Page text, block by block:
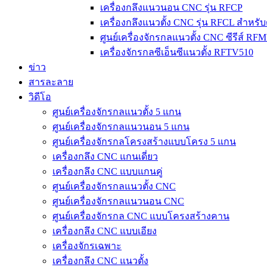
เครื่องกลึงแนวนอน CNC รุ่น RFCP
เครื่องกลึงแนวตั้ง CNC รุ่น RFCL สำหรั
ศูนย์เครื่องจักรกลแนวตั้ง CNC ซีรีส์
เครื่องจักรกลซีเอ็นซีแนวตั้ง RFTV510
ข่าว
สารละลาย
วิดีโอ
ศูนย์เครื่องจักรกลแนวตั้ง 5 แกน
ศูนย์เครื่องจักรกลแนวนอน 5 แกน
ศูนย์เครื่องจักรกลโครงสร้างแบบโครง 5 แกน
เครื่องกลึง CNC แกนเดี่ยว
เครื่องกลึง CNC แบบแกนคู่
ศูนย์เครื่องจักรกลแนวตั้ง CNC
ศูนย์เครื่องจักรกลแนวนอน CNC
ศูนย์เครื่องจักรกล CNC แบบโครงสร้างคาน
เครื่องกลึง CNC แบบเอียง
เครื่องจักรเฉพาะ
เครื่องกลึง CNC แนวตั้ง